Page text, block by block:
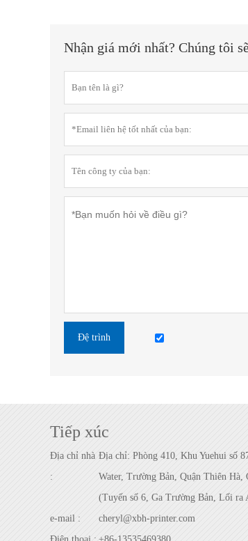
Nhận giá mới nhất? Chúng tôi
Đệ trình
Tiếp xúc
Địa chỉ nhà
:
Địa chỉ: Phòng 410, Khu Yuehui số
Water, Trường Bản, Quận Thiên Hà,
(Tuyến số 6, Ga Trường Bản, Lối ra
e-mail :
cheryl@xbh-printer.com